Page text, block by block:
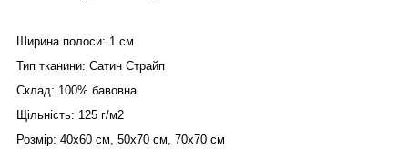
Ширина полоси: 1 см
Тип тканини: Сатин Страйп
Склад: 100% бавовна
Щільність: 125 г/м2
Розмір: 40х60 см, 50х70 см, 70х70 см